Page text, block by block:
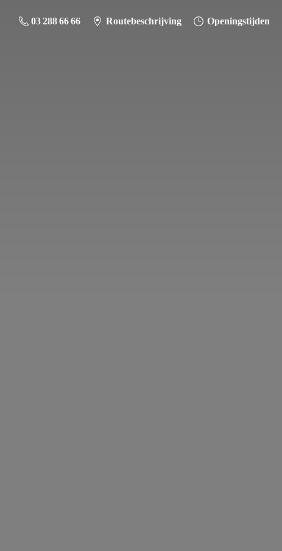
03 288 66 66 Routebeschrijving Openingstijden